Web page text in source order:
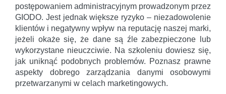
postępowaniem administracyjnym prowadzonym przez
GIODO. Jest jednak większe ryzyko – niezadowolenie
klientów i negatywny wpływ na reputację naszej marki,
jeżeli okaże się, że dane są źle zabezpieczone lub
wykorzystane nieuczciwie. Na szkoleniu dowiesz się,
jak uniknąć podobnych problemów. Poznasz prawne
aspekty dobrego zarządzania danymi osobowymi
przetwarzanymi w celach marketingowych.